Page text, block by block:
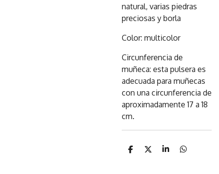
natural, varias piedras
preciosas y borla
Color: multicolor
Circunferencia de
muñeca: esta pulsera es
adecuada para muñecas
con una circunferencia de
aproximadamente 17 a 18
cm.
C
C
C
C